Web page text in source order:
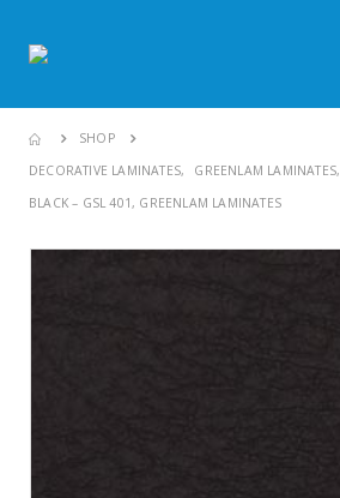
SHOP
DECORATIVE LAMINATES, GREENLAM LAMINATES,
BLACK – GSL 401, GREENLAM LAMINATES